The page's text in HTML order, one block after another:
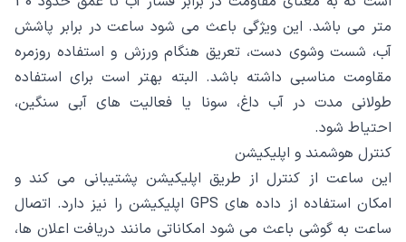
متر می باشد. این ویژگی باعث می شود ساعت در برابر پاشش
آب، شست وشوی دست، تعریق هنگام ورزش و استفاده روزمره
مقاومت مناسبی داشته باشد. البته بهتر است برای استفاده
طولانی مدت در آب داغ، سونا یا فعالیت های آبی سنگین،
احتیاط شود.
کنترل هوشمند و اپلیکیشن
این ساعت از کنترل از طریق اپلیکیشن پشتیبانی می کند و
امکان استفاده از داده های GPS اپلیکیشن را نیز دارد. اتصال
ساعت به گوشی باعث می شود امکاناتی مانند دریافت اعلان ها،